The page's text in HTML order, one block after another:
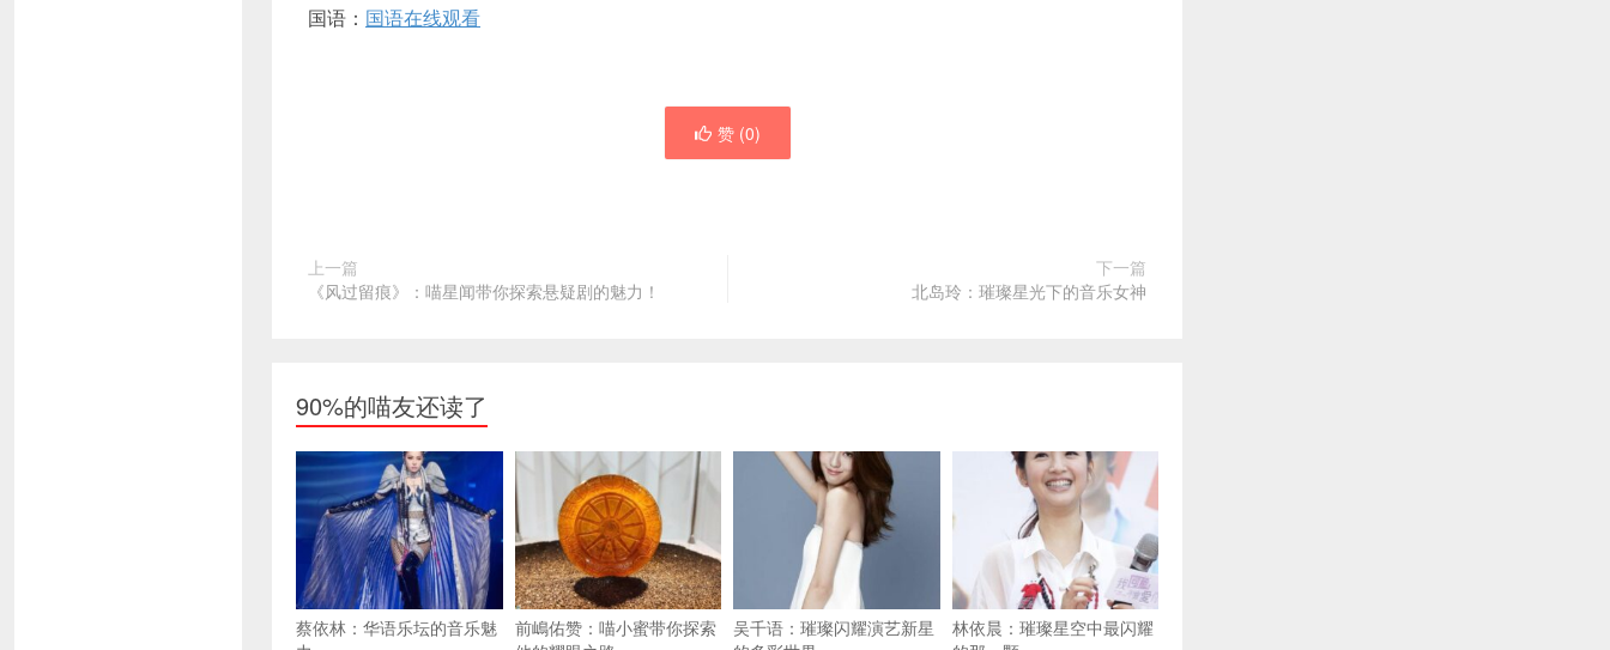
国语： 国语在线观看
赞 (0)
上一篇
《风过留痕》：喵星闻带你探索悬疑剧的魅力！
下一篇
北岛玲：璀璨星光下的音乐女神
90%的喵友还读了
蔡依林：华语乐坛的音乐魅
前嶋佑赞：喵小蜜带你探索
吴千语：璀璨闪耀演艺新星
林依晨：璀璨星空中最闪耀